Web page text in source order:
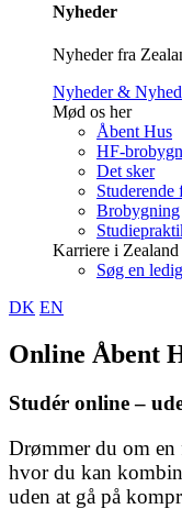
Nyheder
Nyheder fra
Nyheder &
Mød os her
Åbent Hus
HF-
Det sker
Studerende
Brobygning
Karriere i Zealand
Søg en
DK EN
Online Åbent
Studér online –
Drømmer du om en
hvor du kan
uden at gå på